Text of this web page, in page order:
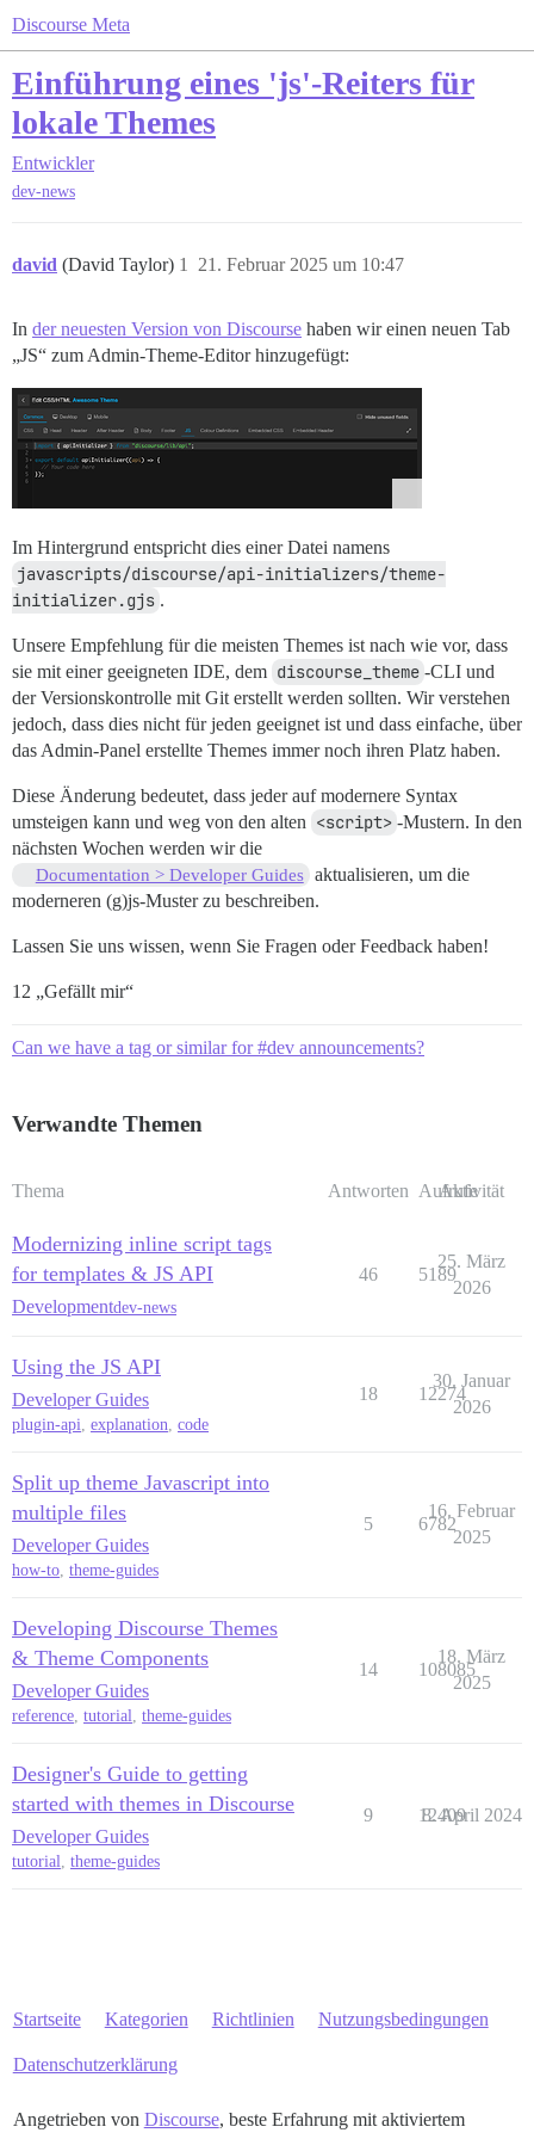
Discourse Meta
Einführung eines 'js'-Reiters für
lokale Themes
Entwickler
dev-news
david (David Taylor) 21. Februar 2025 um 10:47
1
In der neuesten Version von Discourse haben wir einen neuen Tab
„JS“ zum Admin-Theme-Editor hinzugefügt:
Im Hintergrund entspricht dies einer Datei namens
javascripts/discourse/api-initializers/theme-
initializer.gjs .
Unsere Empfehlung für die meisten Themes ist nach wie vor, dass
sie mit einer geeigneten IDE, dem discourse_theme -CLI und
der Versionskontrolle mit Git erstellt werden sollten. Wir verstehen
jedoch, dass dies nicht für jeden geeignet ist und dass einfache, über
das Admin-Panel erstellte Themes immer noch ihren Platz haben.
Diese Änderung bedeutet, dass jeder auf modernere Syntax
umsteigen kann und weg von den alten <script> -Mustern. In den
nächsten Wochen werden wir die
Documentation > Developer Guides aktualisieren, um die
moderneren (g)js-Muster zu beschreiben.
Lassen Sie uns wissen, wenn Sie Fragen oder Feedback haben!
12 „Gefällt mir“
Can we have a tag or similar for #dev announcements?
Verwandte Themen
Thema Antworten Aufrufe
Aktivität
Modernizing inline script tags
for templates & JS API
Developmentdev-news
46 5189
25. März
2026
Using the JS API
Developer Guides
plugin-api, explanation, code
18 12274
30. Januar
2026
Split up theme Javascript into
multiple files
Developer Guides
how-to, theme-guides
5 6782
16. Februar
2025
Developing Discourse Themes
& Theme Components
Developer Guides
reference, tutorial, theme-guides
14 108085
18. März
2025
Designer's Guide to getting
started with themes in Discourse
Developer Guides
tutorial, theme-guides
9 12409
8. April 2024
Startseite Kategorien Richtlinien Nutzungsbedingungen
Datenschutzerklärung
Angetrieben von Discourse, beste Erfahrung mit aktiviertem